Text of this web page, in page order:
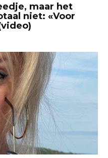
maar het
niet: «Voor